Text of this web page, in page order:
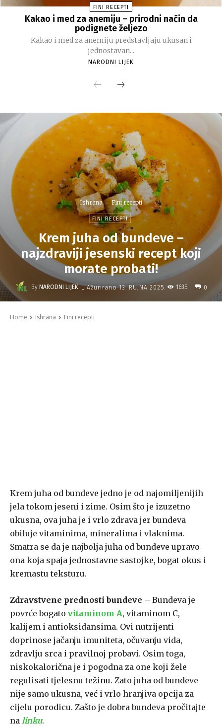
FINI RECEPTI
Kakao i med za anemiju – prirodni način da
podignete željezo
Kakao i med za anemiju predstavljaju ukusan i
jednostavan...
NARODNI LIJEK